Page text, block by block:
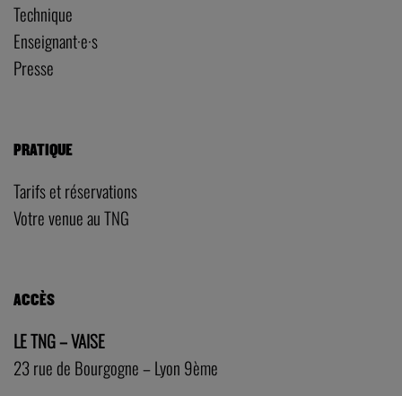
Technique
Enseignant·e·s
Presse
PRATIQUE
Tarifs et réservations
Votre venue au TNG
ACCÈS
LE TNG – VAISE
23 rue de Bourgogne – Lyon 9ème